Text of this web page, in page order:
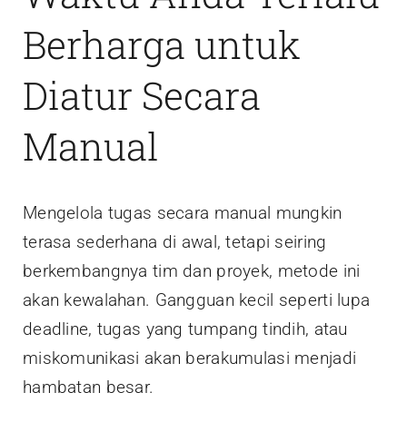
Berharga untuk
Diatur Secara
Manual
Mengelola tugas secara manual mungkin
terasa sederhana di awal, tetapi seiring
berkembangnya tim dan proyek, metode ini
akan kewalahan. Gangguan kecil seperti lupa
deadline, tugas yang tumpang tindih, atau
miskomunikasi akan berakumulasi menjadi
hambatan besar.